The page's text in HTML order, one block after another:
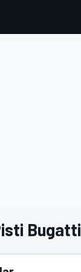
Bugatti